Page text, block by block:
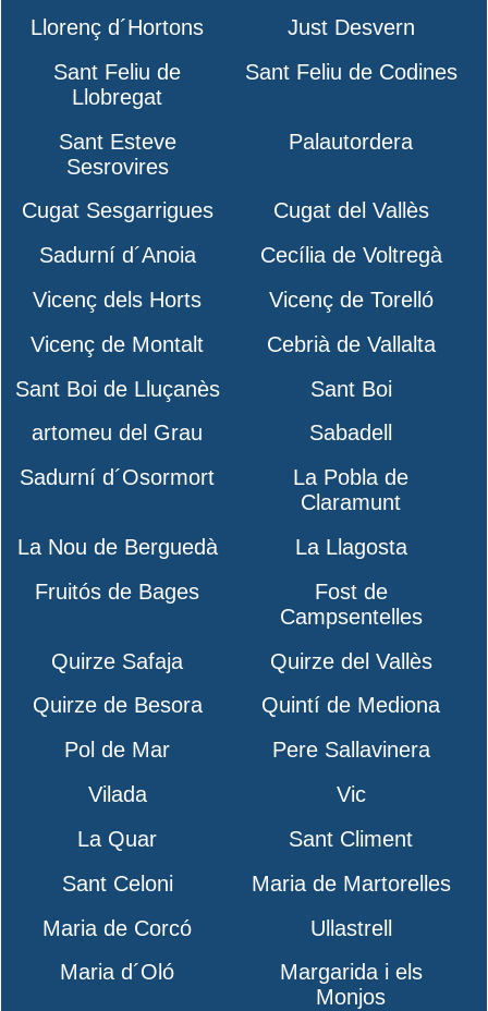
Llorenç d´Hortons
Just Desvern
Sant Feliu de
Llobregat
Sant Feliu de Codines
Sant Esteve
Sesrovires
Palautordera
Cugat Sesgarrigues
Cugat del Vallès
Sadurní d´Anoia
Cecília de Voltregà
Vicenç dels Horts
Vicenç de Torelló
Vicenç de Montalt
Cebrià de Vallalta
Sant Boi de Lluçanès
Sant Boi
artomeu del Grau
Sabadell
Sadurní d´Osormort
La Pobla de
Claramunt
La Nou de Berguedà
La Llagosta
Fruitós de Bages
Fost de
Campsentelles
Quirze Safaja
Quirze del Vallès
Quirze de Besora
Quintí de Mediona
Pol de Mar
Pere Sallavinera
Vilada
Vic
La Quar
Sant Climent
Sant Celoni
Maria de Martorelles
Maria de Corcó
Ullastrell
Maria d´Oló
Margarida i els
Monjos